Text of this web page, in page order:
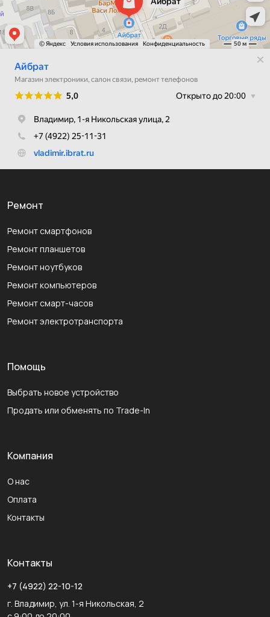
Ремонт
Ремонт смартфонов
Ремонт планшетов
Ремонт ноутбуков
Ремонт компьютеров
Ремонт смарт-часов
Ремонт электротранспорта
Помощь
Выбрать новое устройство
Продать или обменять по Trade-In
Компания
О нас
Оплата
Контакты
Контакты
+7 (4922) 22-10-12
г. Владимир, ул. 1-я Никольская, 2